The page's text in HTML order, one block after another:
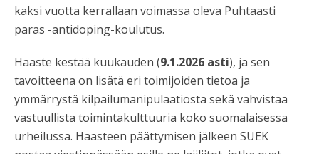
kaksi vuotta kerrallaan voimassa oleva Puhtaasti
paras -antidoping-koulutus.
Haaste kestää kuukauden (9.1.2026 asti), ja sen
tavoitteena on lisätä eri toimijoiden tietoa ja
ymmärrystä kilpailumanipulaatiosta sekä vahvistaa
vastuullista toimintakulttuuria koko suomalaisessa
urheilussa. Haasteen päättymisen jälkeen SUEK